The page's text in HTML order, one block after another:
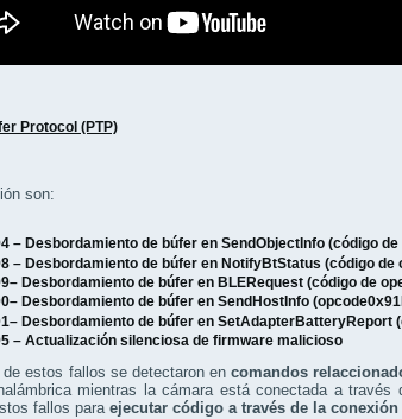
Protocol (PTP)
son:
– Desbordamiento de búfer en SendObjectInfo (código
– Desbordamiento de búfer en NotifyBtStatus (código de
– Desbordamiento de búfer en BLERequest (código de
– Desbordamiento de búfer en SendHostInfo
– Desbordamiento de búfer en SetAdapterBatteryReport
– Actualización silenciosa de firmware malicioso
estos fallos se detectaron en comandos
mientras la cámara está conectada a
fallos paraejecutar código a través de la conexión